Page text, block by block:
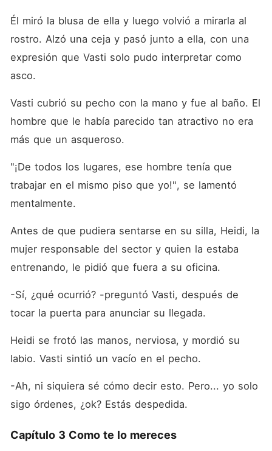
Él miró la blusa de ella y luego volvió a mirarla al
rostro. Alzó una ceja y pasó junto a ella, con una
expresión que Vasti solo pudo interpretar como
asco.
Vasti cubrió su pecho con la mano y fue al baño. El
hombre que le había parecido tan atractivo no era
más que un asqueroso.
"¡De todos los lugares, ese hombre tenía que
trabajar en el mismo piso que yo!", se lamentó
mentalmente.
Antes de que pudiera sentarse en su silla, Heidi, la
mujer responsable del sector y quien la estaba
entrenando, le pidió que fuera a su oficina.
-Sí, ¿qué ocurrió? -preguntó Vasti, después de
tocar la puerta para anunciar su llegada.
Heidi se frotó las manos, nerviosa, y mordió su
labio. Vasti sintió un vacío en el pecho.
-Ah, ni siquiera sé cómo decir esto. Pero... yo solo
sigo órdenes, ¿ok? Estás despedida.
Capítulo 3 Como te lo mereces